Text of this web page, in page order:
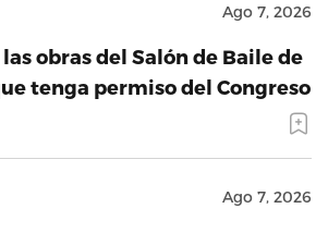
Ago 7, 2026
obras del Salón de Baile de
tenga permiso del Congreso
Ago 7, 2026